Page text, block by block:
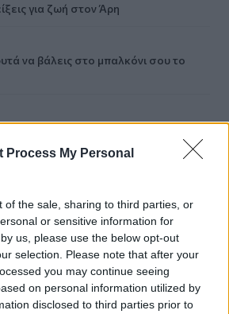
Process My Personal
of the sale, sharing to third parties, or
or sensitive information for
us, please use the below opt-out
selection. Please note that after your
you may continue seeing
on personal information utilized by
disclosed to third parties prior to
για ζωή στον Άρη
να βάλεις στο μπαλκόνι σου το
προσελκύει τα κουνούπια δεν είναι
οι χημικές ενώσεις που εκπέμπουμε»
σε ισόγειο κατάστημα στο Παλαιό
προληπτικά πολυκατοικία